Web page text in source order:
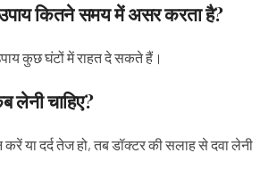
कितने समय में असर करता है?
कुछ घंटों में राहत दे सकते हैं।
लेनी चाहिए?
या दर्द तेज हो, तब डॉक्टर की सलाह से दवा लेनी